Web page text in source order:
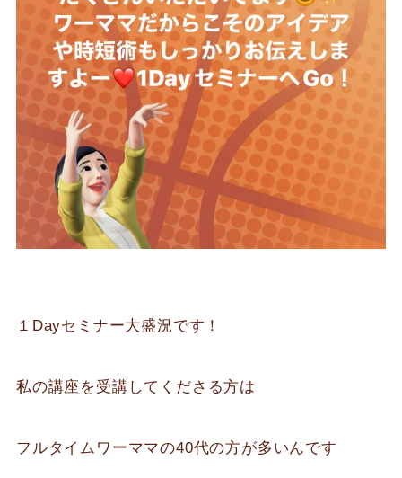
１Dayセミナー大盛況です！
私の講座を受講してくださる方は
フルタイムワーママの40代の方が多いんです